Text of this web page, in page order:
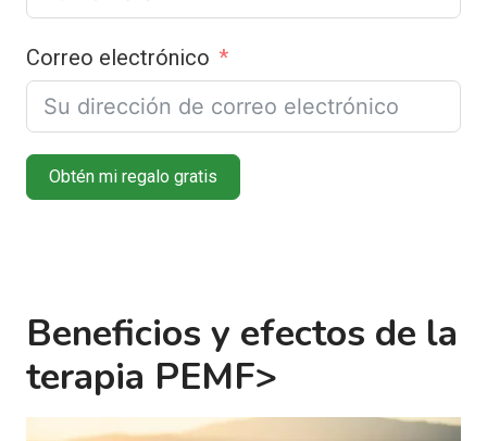
Correo electrónico
Obtén mi regalo gratis
Beneficios y efectos de la
terapia PEMF>